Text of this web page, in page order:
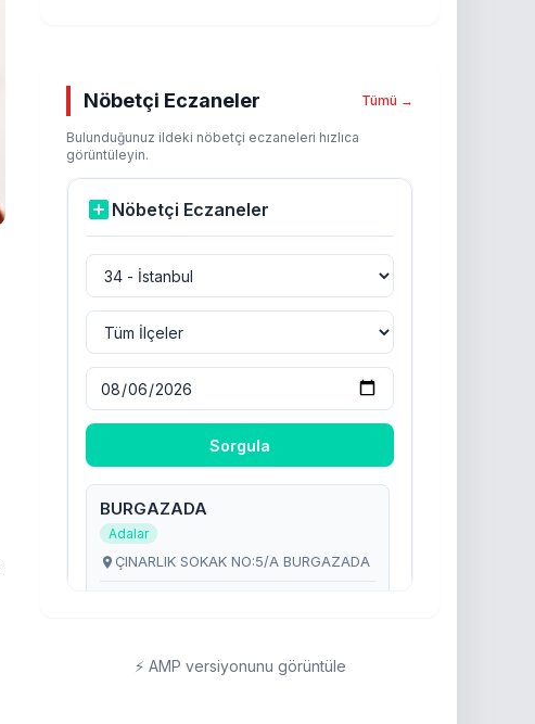
Nöbetçi Eczaneler Tümü →
Bulunduğunuz ildeki nöbetçi eczaneleri hızlıca
görüntüleyin.
⚡ AMP versiyonunu görüntüle